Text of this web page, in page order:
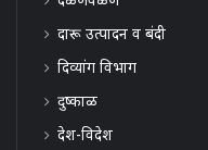
दारू उत्पादन व बंदी
दिव्यांग विभाग
दुष्काळ
देश-विदेश